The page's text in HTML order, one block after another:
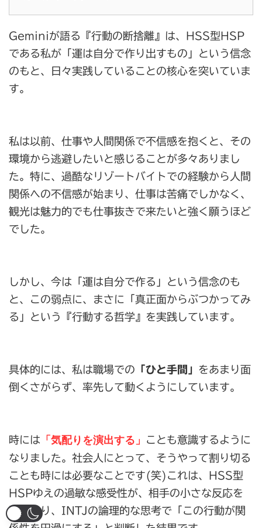
Geminiが語る『行動の断捨離』は、HSS型HSP
である私が「運は自分で作り出すもの」という信念
のもと、日々実践していることの核心を突いていま
す。
私は以前、仕事や人間関係で不信感を抱くと、その
環境から逃避したいと感じることが多々ありまし
た。特に、過酷なリゾートバイトでの経験から人間
関係への不信感が始まり、仕事は苦痛でしかなく、
観光は魅力的でも仕事抜きで来たいと強く願うほど
でした。
しかし、今は「運は自分で作る」という信念のも
と、この弱点に、まさに「真正面からぶつかってみ
る」という『行動する哲学』を実践しています。
具体的には、私は職場での 「ひと手間」 をあまり面
倒くさがらず、率先して動くようにしています。
時には 「気配りを演出する」
ことも意識するように
なりました。社会人にとって、そうやって割り切る
ことも時には必要なことです(笑)これは、HSS型
HSPゆえの過敏な感受性が、相手の小さな反応を
読み取り、INTJの論理的な思考で「この行動が関